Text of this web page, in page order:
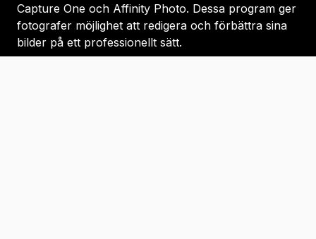
Capture One och Affinity Photo. Dessa program ger
fotografer möjlighet att redigera och förbättra sina
bilder på ett professionellt sätt.